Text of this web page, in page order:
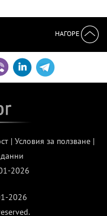
НАГОРЕ
| Условия за ползване|
2026
2026